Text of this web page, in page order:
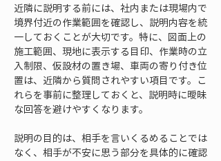
近隣に説明する前には、社内または現場内で
境界付近の作業範囲を確認し、説明内容を統
一しておくことが大切です。特に、図面上の
施工範囲、現地に表示する目印、作業時の立
入制限、仮設材の置き場、車両の寄り付き位
置は、近隣から質問されやすい項目です。こ
れらを事前に整理しておくと、説明時に曖昧
な回答を避けやすくなります。
説明の目的は、相手を言いくるめることでは
なく、相手が不安に思う部分を具体的に確認